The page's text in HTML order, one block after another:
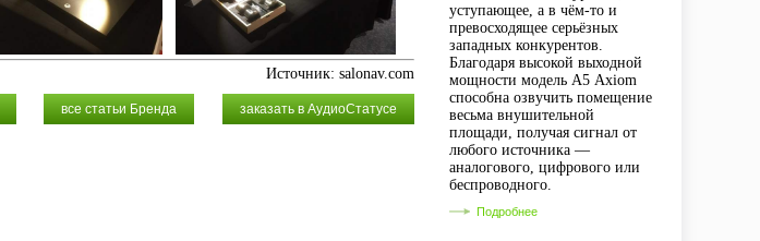
уступающее, а в чём-то и
превосходящее серьёзных
западных конкурентов.
Благодаря высокой выходной
мощности модель А5 Axiom
способна озвучить помещение
весьма внушительной
площади, получая сигнал от
любого источника —
аналогового, цифрового или
беспроводного.
Подробнее
Источник: salonav.com
все статьи Бренда заказать в АудиоСтатусе